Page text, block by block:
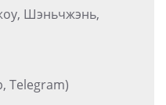
Шэньчжэнь,
Telegram)